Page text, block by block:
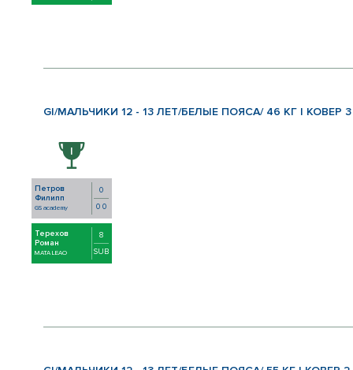
GI/МАЛЬЧИКИ 12 - 13 ЛЕТ/БЕЛЫЕ ПОЯСА/ 46 КГ | КОВЕР 3
Петров
Филипп
GS academy
0
0 0
Терехов
Роман
MATA LEAO
8
SUB